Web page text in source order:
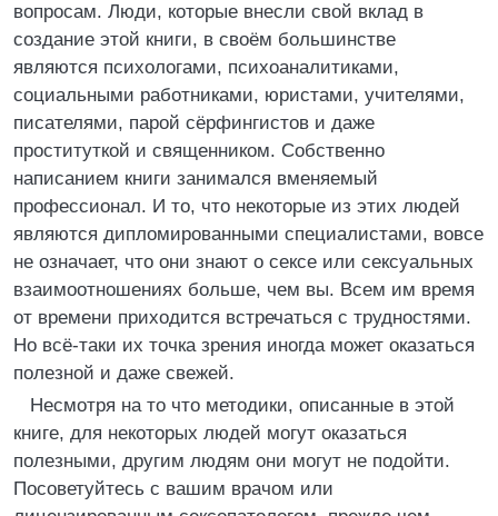
вопросам. Люди, которые внесли свой вклад в
создание этой книги, в своём большинстве
являются психологами, психоаналитиками,
социальными работниками, юристами, учителями,
писателями, парой сёрфингистов и даже
проституткой и священником. Собственно
написанием книги занимался вменяемый
профессионал. И то, что некоторые из этих людей
являются дипломированными специалистами, вовсе
не означает, что они знают о сексе или сексуальных
взаимоотношениях больше, чем вы. Всем им время
от времени приходится встречаться с трудностями.
Но всё-таки их точка зрения иногда может оказаться
полезной и даже свежей.
Несмотря на то что методики, описанные в этой
книге, для некоторых людей могут оказаться
полезными, другим людям они могут не подойти.
Посоветуйтесь с вашим врачом или